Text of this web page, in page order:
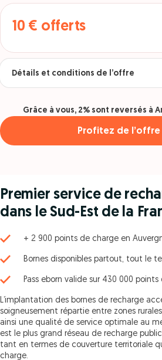
Premier service de
dans le Sud-Est de la
+ 2 900 points de charge en
Bornes disponibles partout, tout le
Pass eborn valide sur 430 000
L’implantation des bornes de recharge
soigneusement répartie entre zones
ainsi une qualité de service optimale au
est le plus grand réseau de recharge
tant en termes de couverture territoriale
charge.
10 € offerts
Détails et conditions de l’offre
Profitez de l’offre
Grâce à vous, 2% sont reversés à